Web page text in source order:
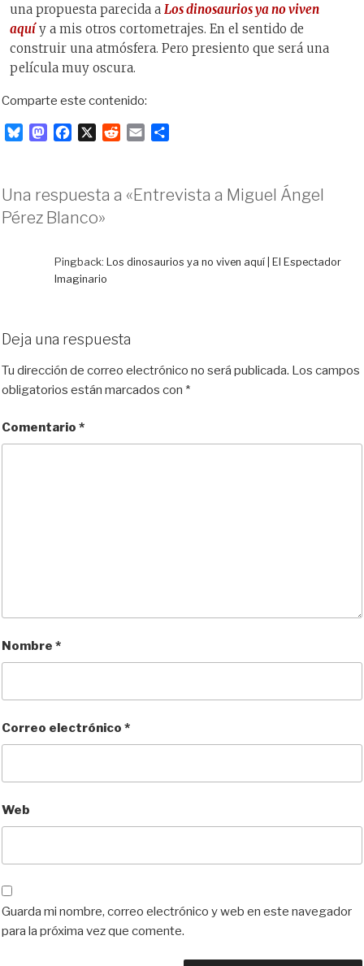
una propuesta parecida a Los dinosaurios ya no viven
aquíy a mis otros cortometrajes. En el sentido de
construir una atmósfera. Pero presiento que será una
película muy oscura.
Comparte este contenido:
s
k
M
o
d
n
b
o
k
X
i
l
a
i
Una respuesta a «Entrevista a Miguel Ángel
Pérez Blanco»
Pingback: Los dinosaurios ya no viven aquí | El Espectador
Imaginario
Deja una respuesta
Tu dirección de correo electrónico no será publicada. Los campos
obligatorios están marcados con *
Comentario *
Nombre *
Correo electrónico *
Web
Guarda mi nombre, correo electrónico y web en este navegador
para la próxima vez que comente.